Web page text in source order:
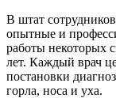
В штат
опытные и
работы некоторых
лет. Каждый врач
постановки
горла, носа и уха.